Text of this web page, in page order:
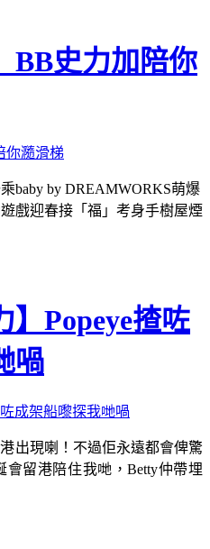
BB史力加陪你
baby by DREAMWORKS萌爆
戲迎春接「福」考身手樹屋煙
】Popeye揸咗
喎
出現喇！不過佢永遠都會俾驚
留港陪住我哋，Betty仲帶埋